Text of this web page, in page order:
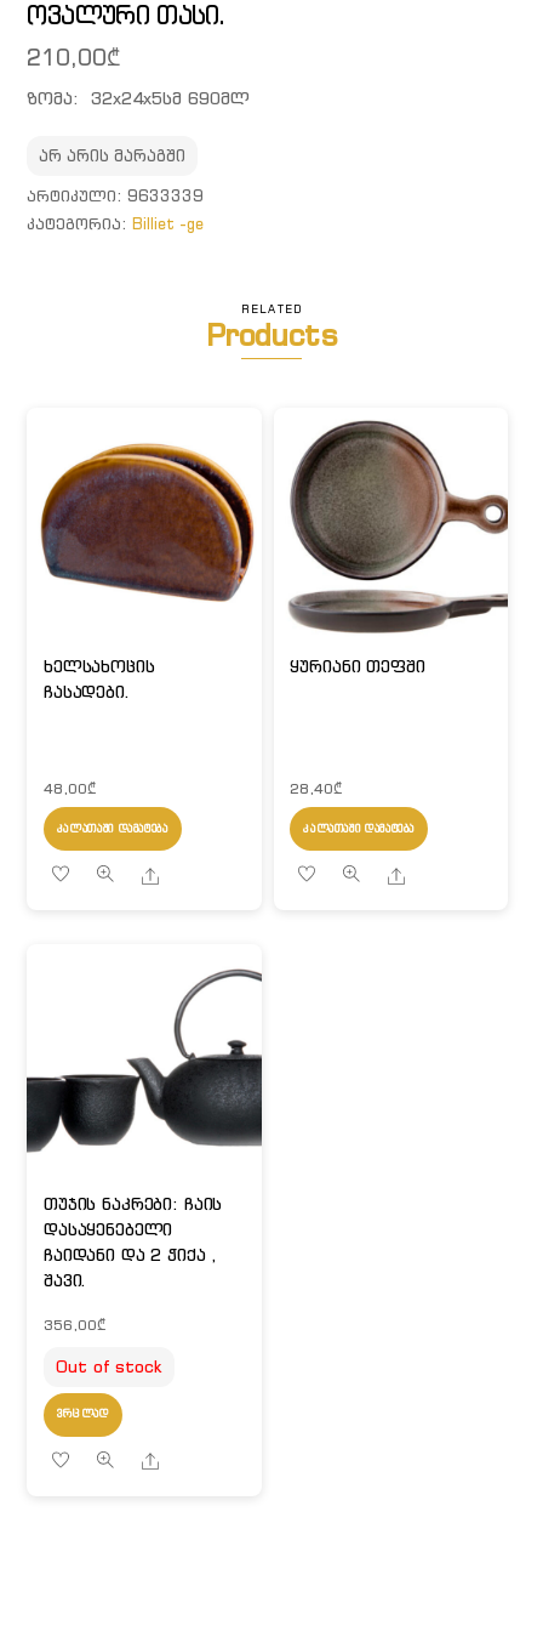
ოვალური თასი.
210,00₾
ზომა: 32x24x5სმ 690მლ
არ არის მარაგში
ᲐᲠᲢᲘᲙᲣᲚᲘ:9633339
ᲙᲐᲢᲔᲒᲝᲠᲘᲐ:Billiet -ge
RELATED
Products
ხელსახოცის
ჩასადები.
48,00₾
ᲙᲐᲚᲐᲗᲐᲨᲘ ᲓᲐᲛᲐᲢᲔᲑᲐ
Share
ყურიანი თეფში
28,40₾
ᲙᲐᲚᲐᲗᲐᲨᲘ ᲓᲐᲛᲐᲢᲔᲑᲐ
Share
თუჯის ნაკრები: ჩაის
დასაყენებელი
ჩაიდანი და 2 ჭიქა ,
შავი.
356,00₾
Out of stock
ᲕᲠᲪᲚᲐᲓ
Share